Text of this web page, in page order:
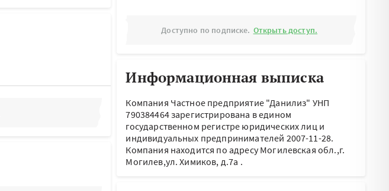
Доступно по подписке. Открыть доступ.
Информационная выписка
Компания Частное предприятие "Данилиз" УНП
790384464 зарегистрирована в едином
государственном регистре юридических лиц и
индивидуальных предпринимателей 2007-11-28.
Компания находится по адресуМогилевская обл.,г.
Могилев,ул. Химиков, д.7а .